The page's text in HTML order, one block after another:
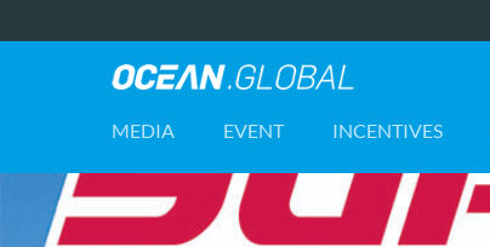
MEDIA
EVENT INCENTIVES
Featured
Image
(Posts)